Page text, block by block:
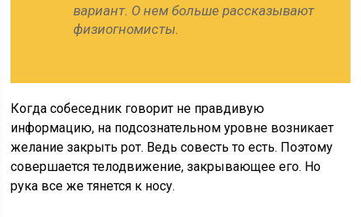
вариант. О нем больше рассказывают
физиогномисты.
Когда собеседник говорит не правдивую
информацию, на подсознательном уровне возникает
желание закрыть рот. Ведь совесть то есть. Поэтому
совершается телодвижение, закрывающее его. Но
рука все же тянется к носу.